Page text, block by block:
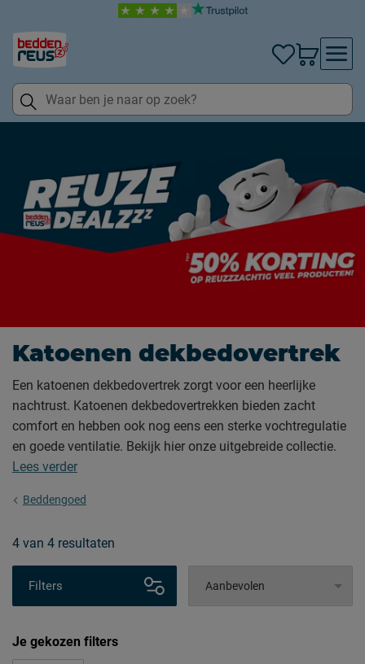
Katoenen dekbedovertrek
Een katoenen dekbedovertrek zorgt voor een heerlijke
nachtrust. Katoenen dekbedovertrekken bieden zacht
comfort en hebben ook nog eens een sterke vochtregulatie
en goede ventilatie. Bekijk hier onze uitgebreide collectie.
Lees verder
Beddengoed
4 van 4 resultaten
Filters
Je gekozen filters